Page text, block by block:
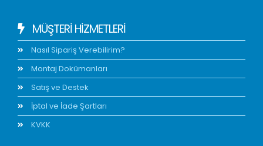
MÜŞTERİ HİZMETLERİ
Nasıl Sipariş Verebilirim?
Montaj Dokümanları
Satış ve Destek
İptal ve İade Şartları
KVKK